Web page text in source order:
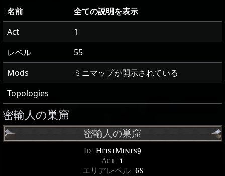
名前
全ての説明を表示
Act
1
レベル
55
Mods
ミニマップが開示されている
Topologies
密輸人の巣窟
密輸人の巣窟
Id: HeistMines9
Act: 1
エリアレベル: 68